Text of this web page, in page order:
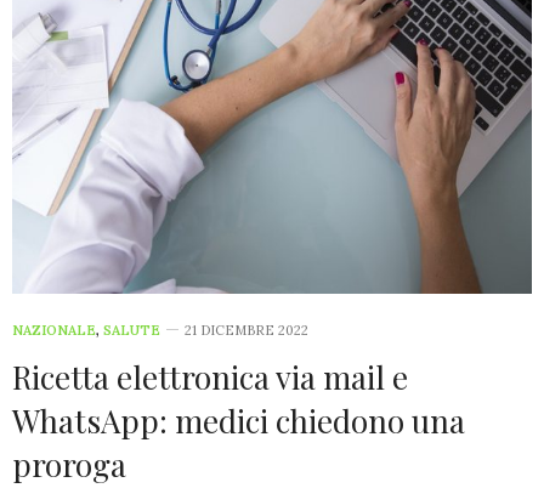
NAZIONALE, SALUTE 21 DICEMBRE 2022
Ricetta elettronica via mail e
WhatsApp: medici chiedono una
proroga